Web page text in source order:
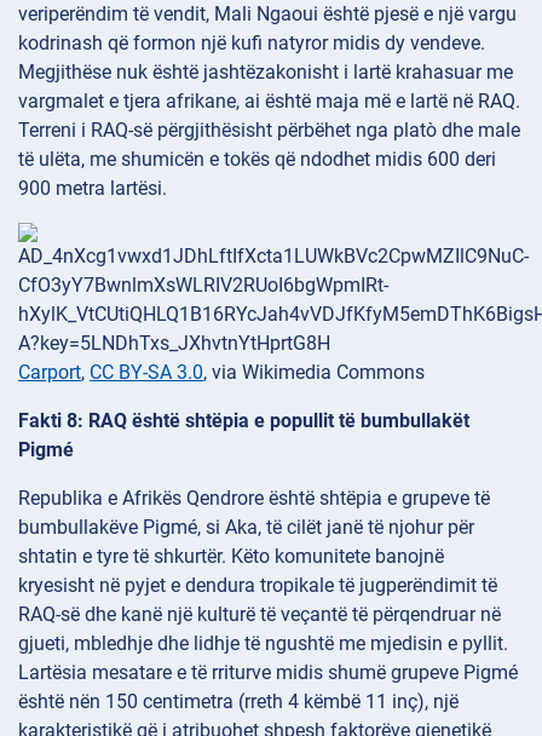
veriperëndim të vendit, Mali Ngaoui është pjesë e një vargu
kodrinash që formon një kufi natyror midis dy vendeve.
Megjithëse nuk është jashtëzakonisht i lartë krahasuar me
vargmalet e tjera afrikane, ai është maja më e lartë në RAQ.
Terreni i RAQ-së përgjithësisht përbëhet nga platò dhe male
të ulëta, me shumicën e tokës që ndodhet midis 600 deri
900 metra lartësi.
Carport, CC BY-SA 3.0, via Wikimedia Commons
Fakti 8: RAQ është shtëpia e popullit të bumbullakët
Pigmé
Republika e Afrikës Qendrore është shtëpia e grupeve të
bumbullakëve Pigmé, si Aka, të cilët janë të njohur për
shtatin e tyre të shkurtër. Këto komunitete banojnë
kryesisht në pyjet e dendura tropikale të jugperëndimit të
RAQ-së dhe kanë një kulturë të veçantë të përqendruar në
gjueti, mbledhje dhe lidhje të ngushtë me mjedisin e pyllit.
Lartësia mesatare e të rriturve midis shumë grupeve Pigmé
është nën 150 centimetra (rreth 4 këmbë 11 inç), një
karakteristikë që i atribuohet shpesh faktorëve gjenetikë